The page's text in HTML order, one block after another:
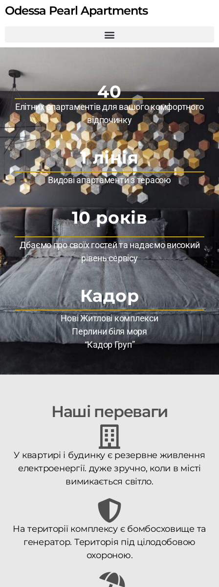
Odessa Pearl Apartments
40
Елітних апартаментів для вашого комфортного
відпочинку
1 лінія
Видові апартаменти з терасою
10 років
Дбаємо про своїх гостей та надаємо високий
рівень сервісу
Кадор
Нові Житлові комплекси
Перлини біля моря
“Кадор Груп”
Наші переваги
У квартирі і будинку є резервне живлення
електроенергії. дуже зручно, коли в місті
вимикається світло.
На території комплексу є бомбосховище та
генератор. Територія під цілодобовою
охороною.